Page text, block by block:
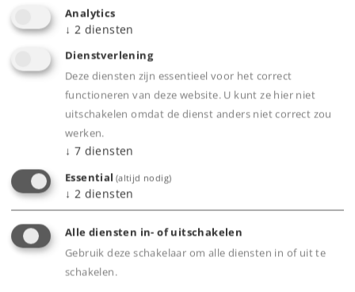
Speciale uitgave, alleen verkrijgbaar in de
Märklin-Stores. (Duitsland: Göppingen, Mainz,
Essen, Stuttgart, Neustadt/Donau,
Mühlheim/Main, München, Hamburg.
Nederland: Utrecht. Italië: Bergamo. Japan:
Product
Productinfo
Analytics
↓ 2 diensten
Dienstverlening
Deze diensten zijn essentieel voor het correct
functioneren van deze website. U kunt ze hier niet
uitschakelen omdat de dienst anders niet correct zou
werken.
↓ 7 diensten
Essential (altijd nodig)
↓ 2 diensten
Alle diensten in- of uitschakelen
Gebruik deze schakelaar om alle diensten in of uit te
schakelen.